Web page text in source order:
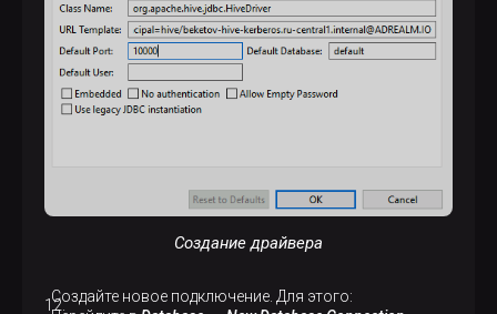
Создание драйвера
Создайте новое подключение. Для этого: